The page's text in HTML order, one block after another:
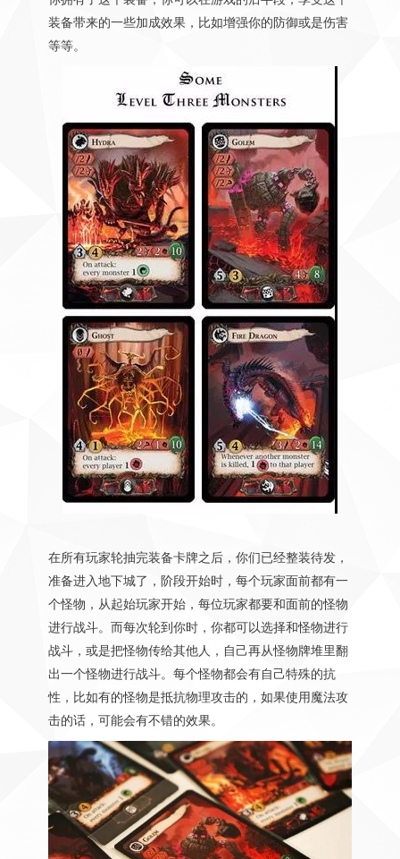
装备带来的一些加成效果，比如增强你的防御或是伤害
等等。
在所有玩家轮抽完装备卡牌之后，你们已经整装待发，
准备进入地下城了，阶段开始时，每个玩家面前都有一
个怪物，从起始玩家开始，每位玩家都要和面前的怪物
进行战斗。而每次轮到你时，你都可以选择和怪物进行
战斗，或是把怪物传给其他人，自己再从怪物牌堆里翻
出一个怪物进行战斗。每个怪物都会有自己特殊的抗
性，比如有的怪物是抵抗物理攻击的，如果使用魔法攻
击的话，可能会有不错的效果。